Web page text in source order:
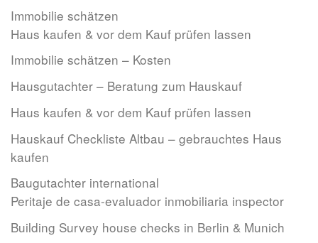
Immobilie schätzen
Haus kaufen & vor dem Kauf prüfen lassen
Immobilie schätzen – Kosten
Hausgutachter – Beratung zum Hauskauf
Haus kaufen & vor dem Kauf prüfen lassen
Hauskauf Checkliste Altbau – gebrauchtes Haus
kaufen
Baugutachter international
Peritaje de casa-evaluador inmobiliaria inspector
Building Survey house checks in Berlin & Munich